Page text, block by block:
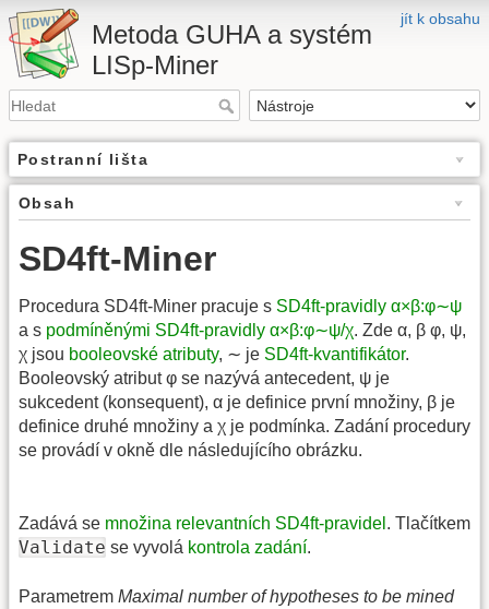
jít k obsahu
Metoda GUHA a systém
LISp-Miner
Postranní lišta
Obsah
SD4ft-Miner
Procedura SD4ft-Miner pracuje s SD4ft-pravidly α×β:φ∼ψ
a s podmíněnými SD4ft-pravidly α×β:φ∼ψ/χ. Zde α, β φ, ψ,
χ jsou booleovské atributy, ∼ je SD4ft-kvantifikátor.
Booleovský atribut φ se nazývá antecedent, ψ je
sukcedent (konsequent), α je definice první množiny, β je
definice druhé množiny a χ je podmínka. Zadání procedury
se provádí v okně dle následujícího obrázku.
Zadává se množina relevantních SD4ft-pravidel . Tlačítkem
Validate se vyvolá kontrola zadání.
Parametrem Maximal number of hypotheses to be mined